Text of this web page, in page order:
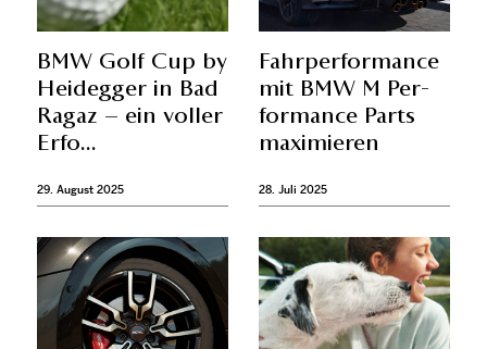
BMW Golf Cup by
Heidegger in Bad
Ra­gaz – ein vol­ler
Erfo...
29. August 2025
Fahr­per­for­mance
mit BMW M Per­
for­mance Parts
ma­xi­mie­ren
28. Juli 2025